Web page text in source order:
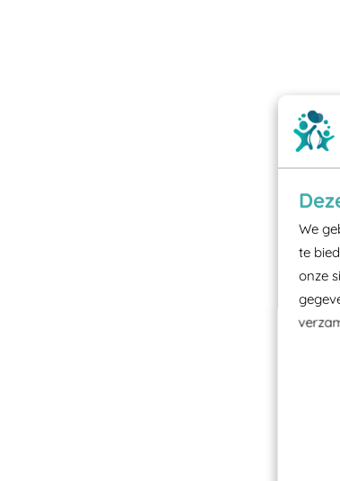
We
te
onze